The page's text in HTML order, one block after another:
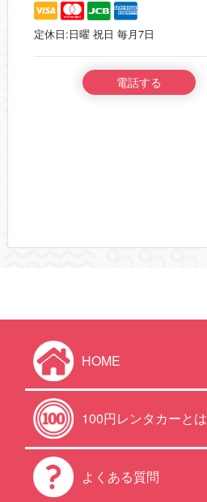
定休日:日曜 祝日 毎月7日
電話する
HOME
100円レンタカーとは
よくある質問